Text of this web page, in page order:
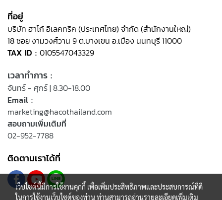
ที่อยู่
บริษัท ฮาโก้ อิเลคทริค (ประเทศไทย) จำกัด (สำนักงานใหญ่)
18 ซอย งามวงศ์วาน 9 ต.บางเขน อ.เมือง นนทบุรี 11000
TAX ID : 0105547043329
เวลาทำการ :
จันทร์ - ศุกร์ | 8.30-18.00
Email :
marketing@hacothailand.com
สอบถามเพิ่มเติมที่
02-952-7788
ติดตามเราได้ที่
เว็บไซต์นี้มีการใช้งานคุกกี้ เพื่อเพิ่มประสิทธิภาพและประสบการณ์ที่ดี
ในการใช้งานเว็บไซต์ของท่าน ท่านสามารถอ่านรายละเอียดเพิ่มเติม